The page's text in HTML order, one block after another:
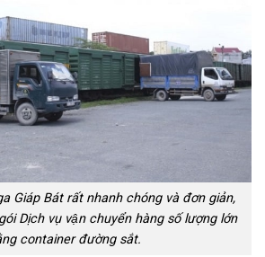
Giáp Bát rất nhanh chóng và đơn giản,
Dịch vụ vận chuyển hàng số lượng lớn
container đường sắt.